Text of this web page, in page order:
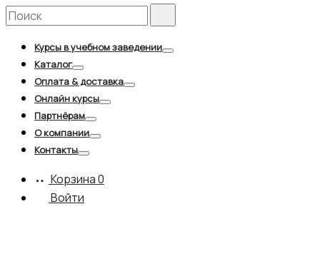
Search
for:
Курсы в учебном заведении
Каталог
Toggle
Оплата & доставка
Онлайн курсы
Партнёрам
О компании
Контакты
Корзина0
Войти